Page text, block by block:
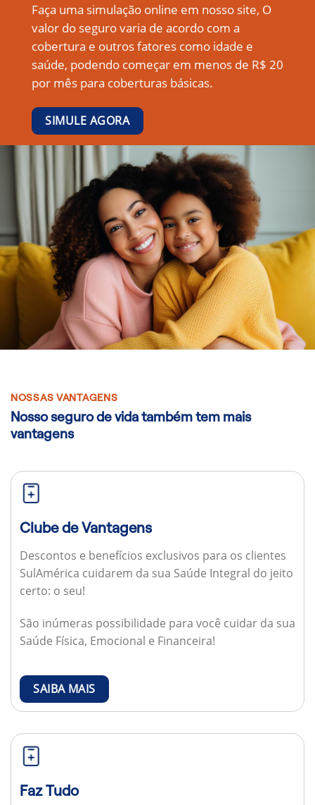
Faça uma simulação online em nosso site, O
valor do seguro varia de acordo com a
cobertura e outros fatores como idade e
saúde, podendo começar em menos de R$ 20
por mês para coberturas básicas.
SIMULE AGORA
NOSSAS VANTAGENS
Nosso seguro de vida também tem mais
vantagens
Clube de Vantagens
Descontos e benefícios exclusivos para os clientes
SulAmérica cuidarem da sua Saúde Integral do jeito
certo: o seu!
São inúmeras possibilidade para você cuidar da sua
Saúde Física, Emocional e Financeira!
SAIBA MAIS
Faz Tudo